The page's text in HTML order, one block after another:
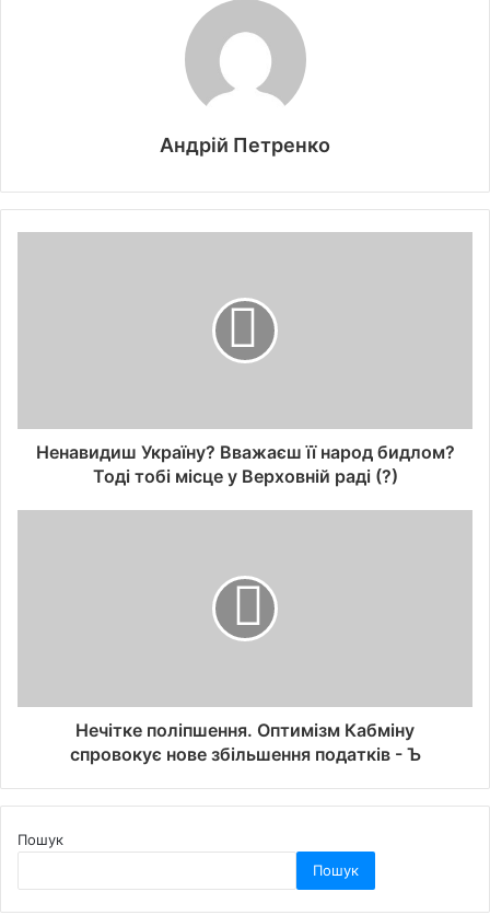
Андрій Петренко
Ненавидиш Україну? Вважаєш її народ бидлом?
Тоді тобі місце у Верховній раді (?)
Нечітке поліпшення. Оптимізм Кабміну
спровокує нове збільшення податків - Ъ
Пошук
Пошук